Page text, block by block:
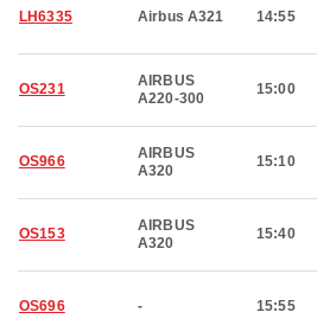
LH6335 Airbus A321 14:55
OS231
AIRBUS
A220-300
15:00
OS966
AIRBUS
A320
15:10
OS153
AIRBUS
A320
15:40
OS696 - 15:55